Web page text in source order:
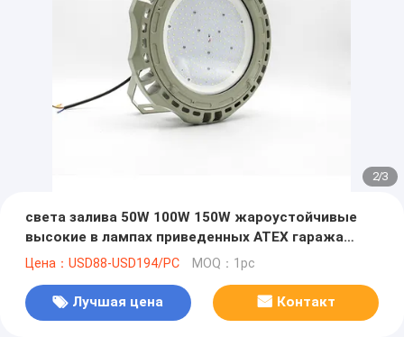
2/3
света залива 50W 100W 150W жароустойчивые
высокие в лампах приведенных ATEX гаража
промышленных одобрили
Цена：USD88-USD194/PC MOQ：1pc
Лучшая цена Контакт